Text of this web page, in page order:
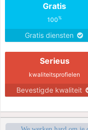
Gratis
100%
Gratis diensten
Serieus
kwaliteitsprofielen
Bevestigde kwaliteit